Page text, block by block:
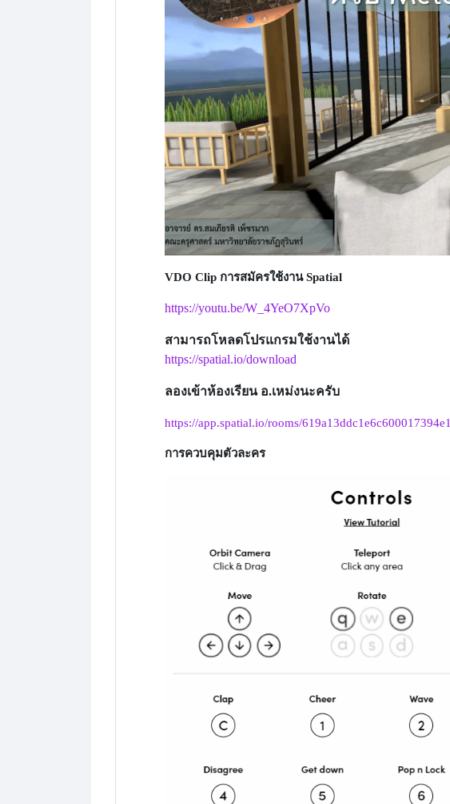
VDO Clip การสมัครใช้งาน Spatial
https://youtu.be/W_4YeO7XpVo
สามารถโหลดโปรแกรมใช้งานได้
https://spatial.io/download
ลองเข้าห้องเรียน อ.เหม่งนะครับ
https://app.spatial.io/rooms/619a13ddc1e6c600017394e1
การควบคุมตัวละคร